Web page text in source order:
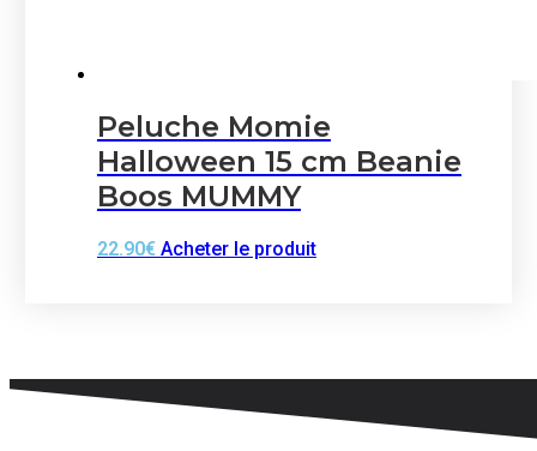
Peluche Momie
Halloween 15 cm Beanie
Boos MUMMY
22.90€ Acheter le produit